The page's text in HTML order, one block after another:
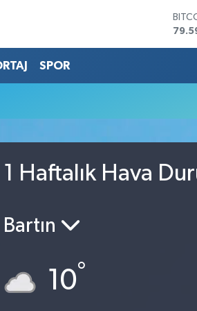
SPOR
Haftalık Hava
Bartın
10°